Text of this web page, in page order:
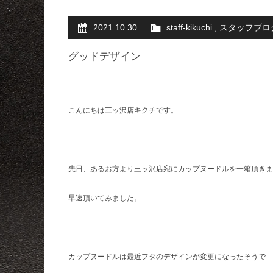
2021.10.30 staff-kikuchi スタッフブロ
グッドデザイン
こんにちは三ッ沢店キクチです。
先日、あるお方より三ッ沢店宛にカップヌードルを一箱頂き
早速頂いてみました。
カップヌードルは最近フタのデザインが変更になったそうで